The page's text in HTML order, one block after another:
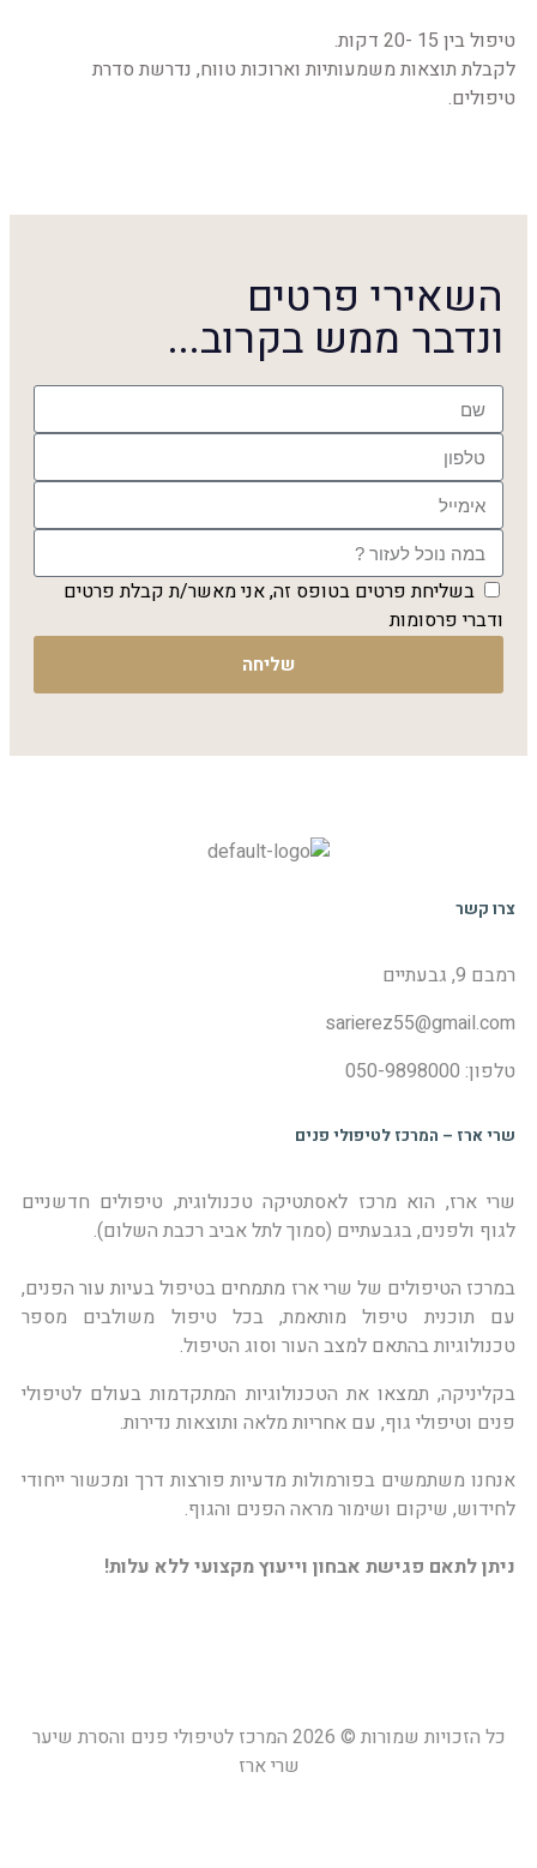
טיפול בין 15 -20 דקות.
לקבלת תוצאות משמעותיות וארוכות טווח, נדרשת סדרת
טיפולים.
השאירי פרטים
ונדבר ממש בקרוב...
בשליחת פרטים בטופס זה, אני מאשר/ת קבלת פרטים
ודברי פרסומות
שליחה
צרו קשר
רמבם 9, גבעתיים
sarierez55@gmail.com
טלפון: 050-9898000
שרי ארז – המרכז לטיפולי פנים
שרי ארז, הוא מרכז לאסתטיקה טכנולוגית, טיפולים חדשניים
לגוף ולפנים, בגבעתיים (סמוך לתל אביב רכבת השלום).
במרכז הטיפולים של שרי ארז מתמחים בטיפול בעיות עור הפנים,
עם תוכנית טיפול מותאמת, בכל טיפול משולבים מספר
טכנולוגיות בהתאם למצב העור וסוג הטיפול.
בקליניקה, תמצאו את הטכנולוגיות המתקדמות בעולם לטיפולי
פנים וטיפולי גוף, עם אחריות מלאה ותוצאות נדירות.
אנחנו משתמשים בפורמולות מדעיות פורצות דרך ומכשור ייחודי
לחידוש, שיקום ושימור מראה הפנים והגוף.
ניתן לתאם פגישת אבחון וייעוץ מקצועי ללא עלות!
כל הזכויות שמורות © 2026 המרכז לטיפולי פנים והסרת שיער
שרי ארז